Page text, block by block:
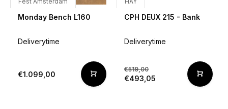
Monday Bench L160
Deliverytime
€1.099,00
CPH DEUX 215 - Bank
Deliverytime
€519,00
€493,05